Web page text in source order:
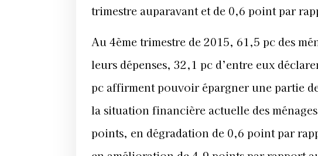
trimestre auparavant et de 0,6 point par
Au 4ème trimestre de 2015, 61,5 pc des
leurs dépenses, 32,1 pc d’entre eux
pc affirment pouvoir épargner une partie
la situation financière actuelle des
points, en dégradation de 0,6 point par